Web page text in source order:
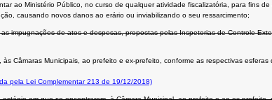
ao Ministério Público, no curso de qualquer atividade fiscalizatória, para fins
causando novos danos ao erário ou inviabilizando o seu ressarcimento;
impugnações de atos e despesas, propostas pelas Inspetorias de Controle
às Câmaras Municipais, ao prefeito e ex-prefeito, conforme as respectivas
pela Lei Complementar 213 de 19/12/2018)